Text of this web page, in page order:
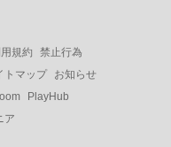
規約
禁止行為
トマップ
お知らせ
PlayHub
ア